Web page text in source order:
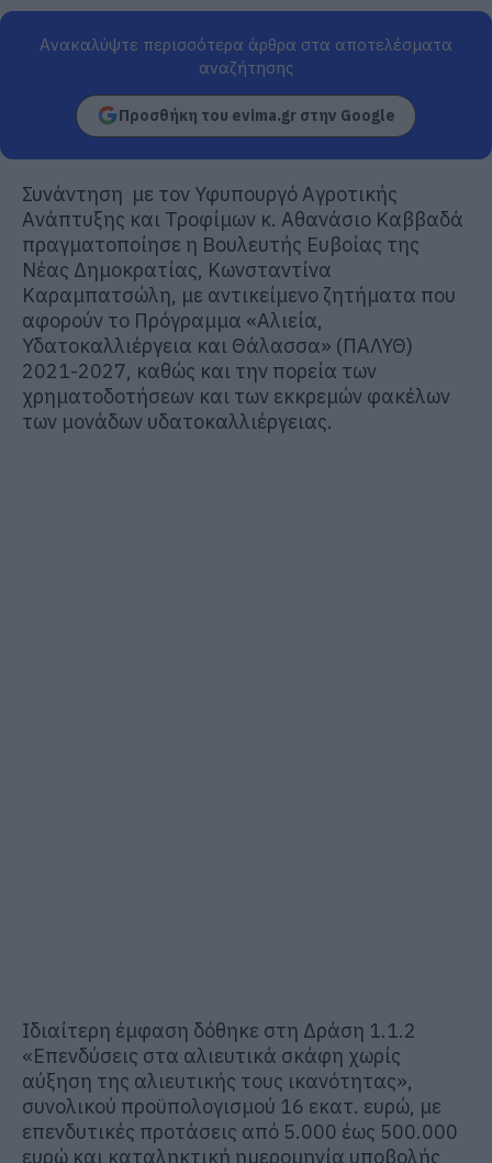
Ανακαλύψτε περισσότερα άρθρα στα αποτελέσματα
αναζήτησης
Προσθήκη του evima.gr στην Google
Συνάντηση με τον Υφυπουργό Αγροτικής
Ανάπτυξης και Τροφίμων κ. Αθανάσιο Καββαδά
πραγματοποίησε η Βουλευτής Ευβοίας της
Νέας Δημοκρατίας, Κωνσταντίνα
Καραμπατσώλη, με αντικείμενο ζητήματα που
αφορούν το Πρόγραμμα «Αλιεία,
Υδατοκαλλιέργεια και Θάλασσα» (ΠΑΛΥΘ)
2021-2027, καθώς και την πορεία των
χρηματοδοτήσεων και των εκκρεμών φακέλων
των μονάδων υδατοκαλλιέργειας.
Ιδιαίτερη έμφαση δόθηκε στη Δράση 1.1.2
«Επενδύσεις στα αλιευτικά σκάφη χωρίς
αύξηση της αλιευτικής τους ικανότητας»,
συνολικού προϋπολογισμού 16 εκατ. ευρώ, με
επενδυτικές προτάσεις από 5.000 έως 500.000
ευρώ και καταληκτική ημερομηνία υποβολής